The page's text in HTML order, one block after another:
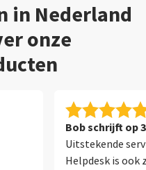
in Nederland
onze
Bob schrijft op
Uitstekende
Helpdesk is ook